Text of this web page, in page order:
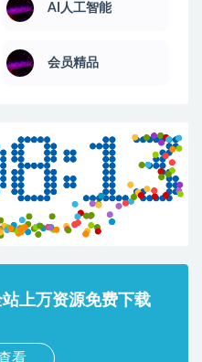
AI人工智能
会员精品
上万资源免费下载
看